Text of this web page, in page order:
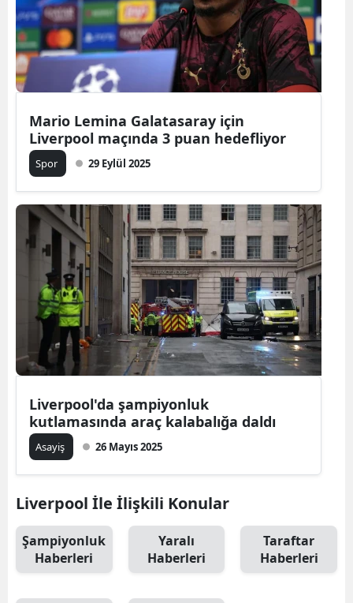
Mario Lemina Galatasaray için
Liverpool maçında 3 puan hedefliyor
Spor 29 Eylül 2025
Liverpool'da şampiyonluk
kutlamasında araç kalabalığa daldı
Asayiş 26 Mayıs 2025
Liverpool İle İlişkili Konular
Şampiyonluk
Haberleri
Yaralı
Haberleri
Taraftar
Haberleri